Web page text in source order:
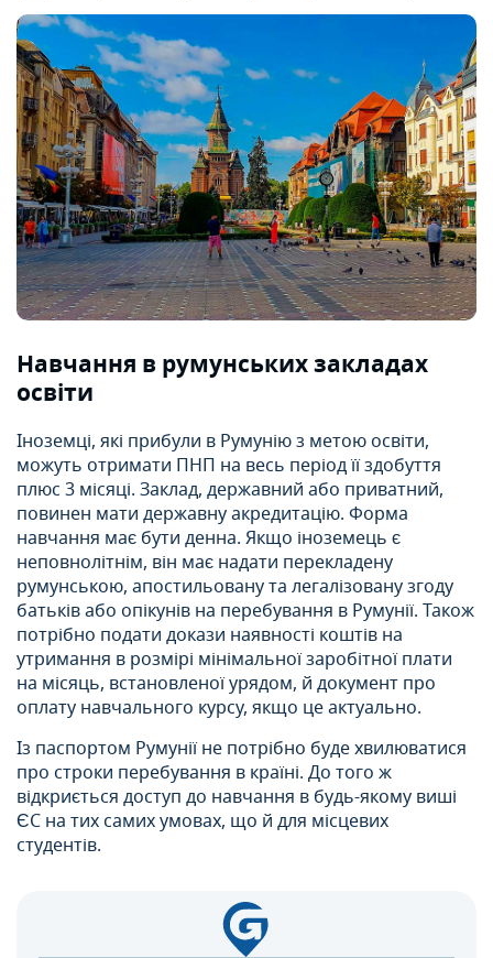
Навчання в румунських закладах
освіти
Іноземці, які прибули в Румунію з метою освіти,
можуть отримати ПНП на весь період її здобуття
плюс 3 місяці. Заклад, державний або приватний,
повинен мати державну акредитацію. Форма
навчання має бути денна. Якщо іноземець є
неповнолітнім, він має надати перекладену
румунською, апостильовану та легалізовану згоду
батьків або опікунів на перебування в Румунії. Також
потрібно подати докази наявності коштів на
утримання в розмірі мінімальної заробітної плати
на місяць, встановленої урядом, й документ про
оплату навчального курсу, якщо це актуально.
Із паспортом Румунії не потрібно буде хвилюватися
про строки перебування в країні. До того ж
відкриється доступ до навчання в будь-якому виші
ЄС на тих самих умовах, що й для місцевих
студентів.